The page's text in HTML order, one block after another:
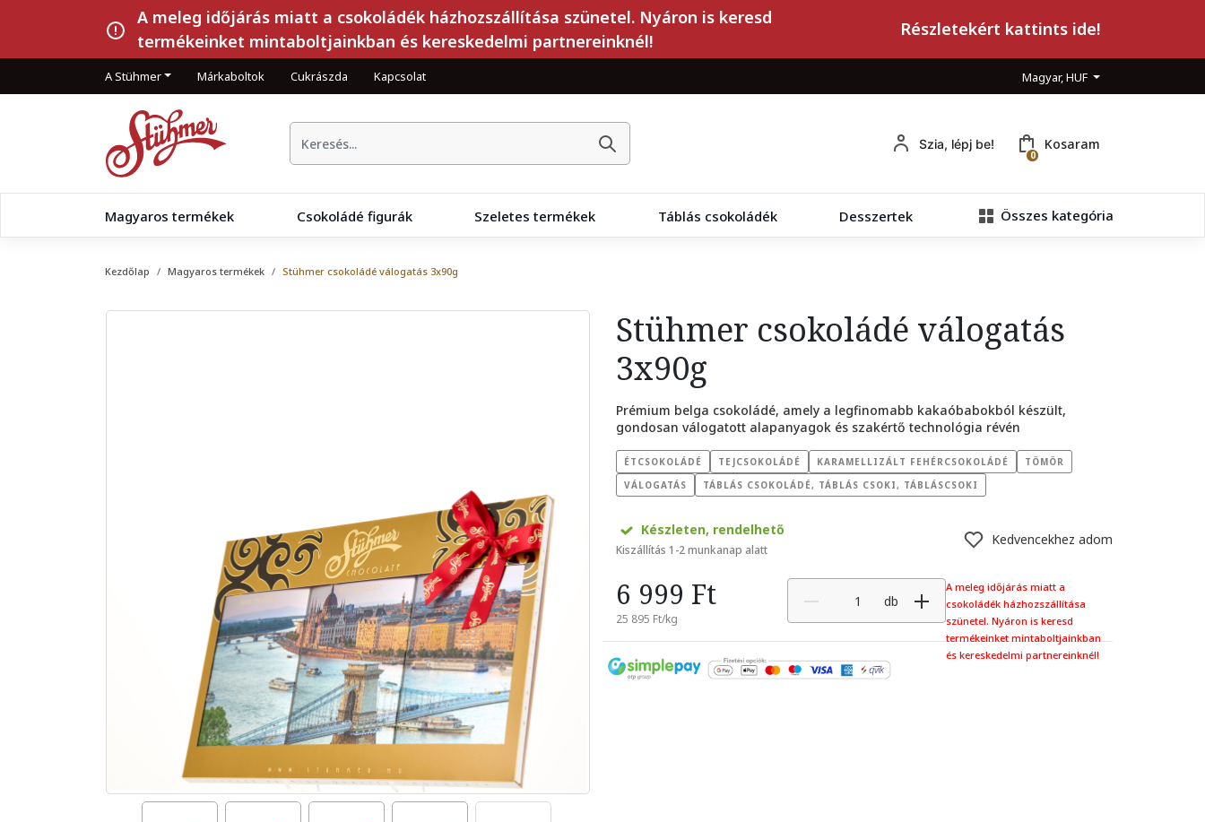
A meleg időjárás miatt a csokoládék házhozszállítása szünetel. Nyáron is keresd
termékeinket mintaboltjainkban és kereskedelmi partnereinknél!
Részletekért kattints ide!
A Stühmer Márkaboltok Cukrászda Kapcsolat Magyar, HUF
Szia, lépj be!
0
Kosaram
Magyaros termékek Csokoládé figurák Szeletes termékek Táblás csokoládék Desszertek Összes kategória
Kezdőlap Magyaros termékek Stühmer csokoládé válogatás 3x90g
Stühmer csokoládé válogatás
3x90g
Prémium belga csokoládé, amely a legfinomabb kakaóbabokból készült,
gondosan válogatott alapanyagok és szakértő technológia révén
ÉTCSOKOLÁDÉ TEJCSOKOLÁDÉ KARAMELLIZÁLT FEHÉRCSOKOLÁDÉ
TÖMÖR
VÁLOGATÁS
TÁBLÁS CSOKOLÁDÉ, TÁBLÁS CSOKI, TÁBLÁSCSOKI
Készleten, rendelhető
Kiszállítás 1-2 munkanap alatt
Kedvencekhez adom
6 999 Ft
25 895 Ft/kg
db
A meleg időjárás miatt a
csokoládék házhozszállítása
szünetel. Nyáron is keresd
termékeinket mintaboltjainkban
és kereskedelmi partnereinknél!